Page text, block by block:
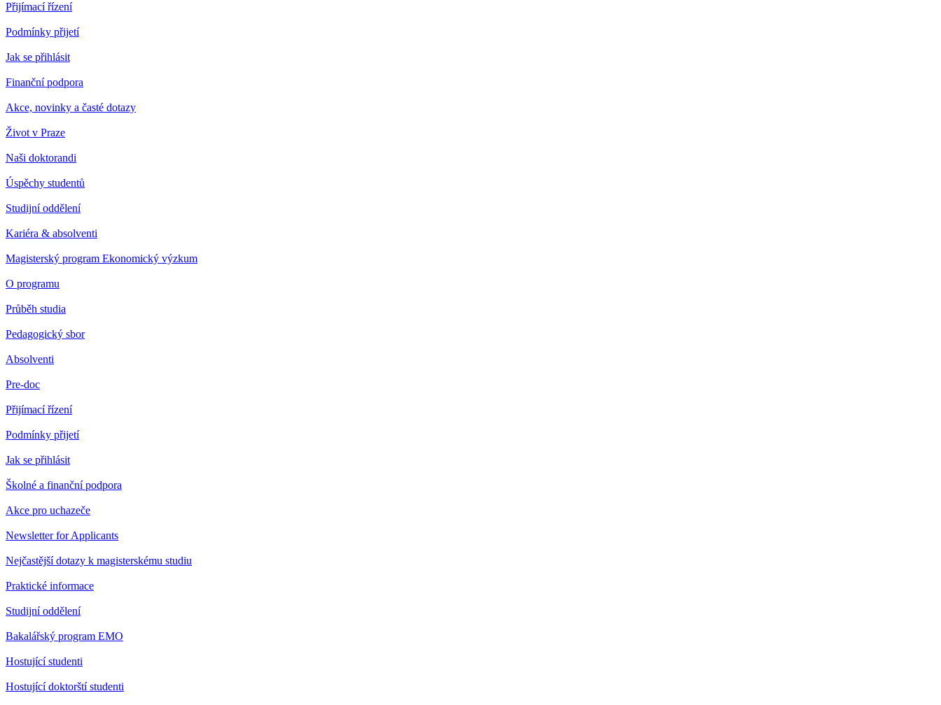
Přijímací řízení
Podmínky přijetí
Jak se přihlásit
Finanční podpora
Akce, novinky a časté dotazy
Život v Praze
Naši doktorandi
Úspěchy studentů
Studijní oddělení
Kariéra & absolventi
Magisterský program Ekonomický výzkum
O programu
Průběh studia
Pedagogický sbor
Absolventi
Pre-doc
Přijímací řízení
Podmínky přijetí
Jak se přihlásit
Školné a finanční podpora
Akce pro uchazeče
Newsletter for Applicants
Nejčastější dotazy k magisterskému studiu
Praktické informace
Studijní oddělení
Bakalářský program EMO
Hostující studenti
Hostující doktorští studenti